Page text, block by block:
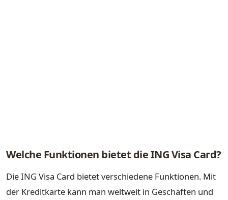
Welche Funktionen bietet die ING Visa Card?
Die ING Visa Card bietet verschiedene Funktionen. Mit
der Kreditkarte kann man weltweit in Geschäften und